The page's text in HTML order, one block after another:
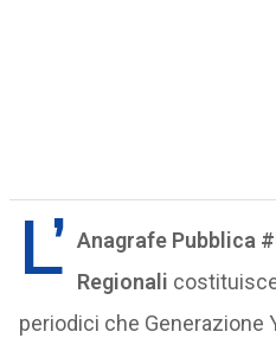
L’ Anagrafe Pubblica
Regionali
periodici che Generazione